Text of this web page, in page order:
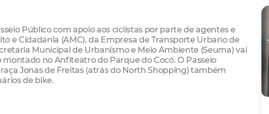
Público com apoio aos ciclistas por parte de agentes e
e Cidadania (AMC), da Empresa de Transporte Urbano de
Municipal de Urbanismo e Meio Ambiente (Seuma) vai
no Anfiteatro do Parque do Cocó. O Passeio
Jonas de Freitas (atrás do North Shopping) também
de bike.